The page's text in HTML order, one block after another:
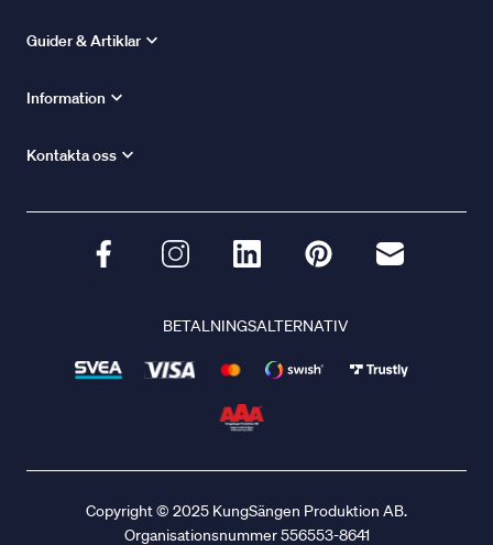
Guider & Artiklar
Information
Kontakta oss
BETALNINGSALTERNATIV
Copyright © 2025 KungSängen Produktion AB.
Organisationsnummer 556553-8641